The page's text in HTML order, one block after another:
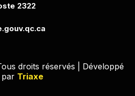
2322
droits réservés | Développé
par Triaxe